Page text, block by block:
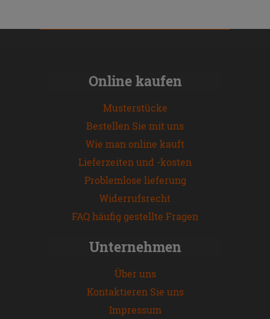
Online kaufen
Musterstücke
Bestellen Sie mit uns
Wie man online kauft
Lieferzeiten und -kosten
Problemlose lieferung
Widerrufsrecht
FAQ häufig gestellte Fragen
Unternehmen
Über uns
Kontaktieren Sie uns
Impressum